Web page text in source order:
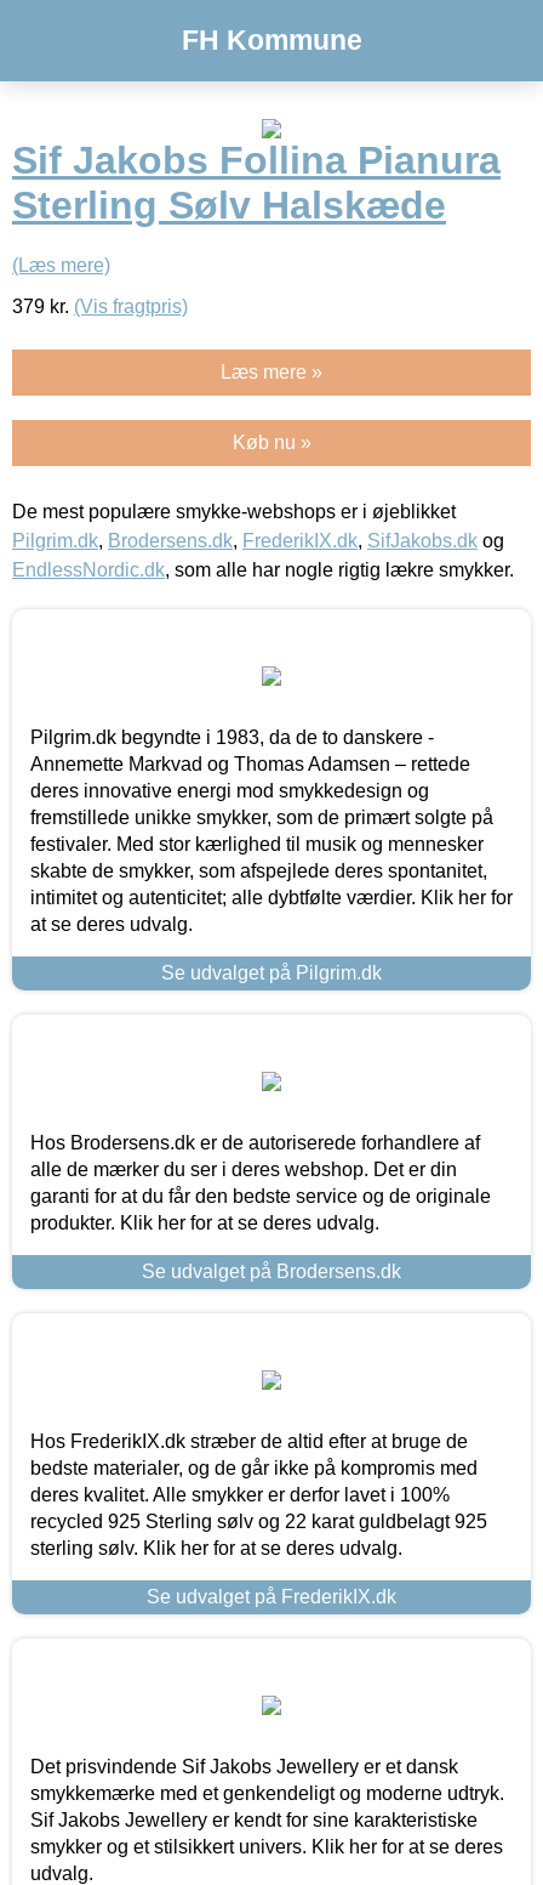
FH Kommune
Sif Jakobs Follina Pianura
Sterling Sølv Halskæde
(Læs mere)
379 kr. (Vis fragtpris)
Læs mere »
Køb nu »
De mest populære smykke-webshops er i øjeblikket
Pilgrim.dk, Brodersens.dk, FrederikIX.dk, SifJakobs.dk og
EndlessNordic.dk, som alle har nogle rigtig lækre smykker.
Pilgrim.dk begyndte i 1983, da de to danskere -
Annemette Markvad og Thomas Adamsen – rettede
deres innovative energi mod smykkedesign og
fremstillede unikke smykker, som de primært solgte på
festivaler. Med stor kærlighed til musik og mennesker
skabte de smykker, som afspejlede deres spontanitet,
intimitet og autenticitet; alle dybtfølte værdier. Klik her for
at se deres udvalg.
Se udvalget på Pilgrim.dk
Hos Brodersens.dk er de autoriserede forhandlere af
alle de mærker du ser i deres webshop. Det er din
garanti for at du får den bedste service og de originale
produkter. Klik her for at se deres udvalg.
Se udvalget på Brodersens.dk
Hos FrederikIX.dk stræber de altid efter at bruge de
bedste materialer, og de går ikke på kompromis med
deres kvalitet. Alle smykker er derfor lavet i 100%
recycled 925 Sterling sølv og 22 karat guldbelagt 925
sterling sølv. Klik her for at se deres udvalg.
Se udvalget på FrederikIX.dk
Det prisvindende Sif Jakobs Jewellery er et dansk
smykkemærke med et genkendeligt og moderne udtryk.
Sif Jakobs Jewellery er kendt for sine karakteristiske
smykker og et stilsikkert univers. Klik her for at se deres
udvalg.